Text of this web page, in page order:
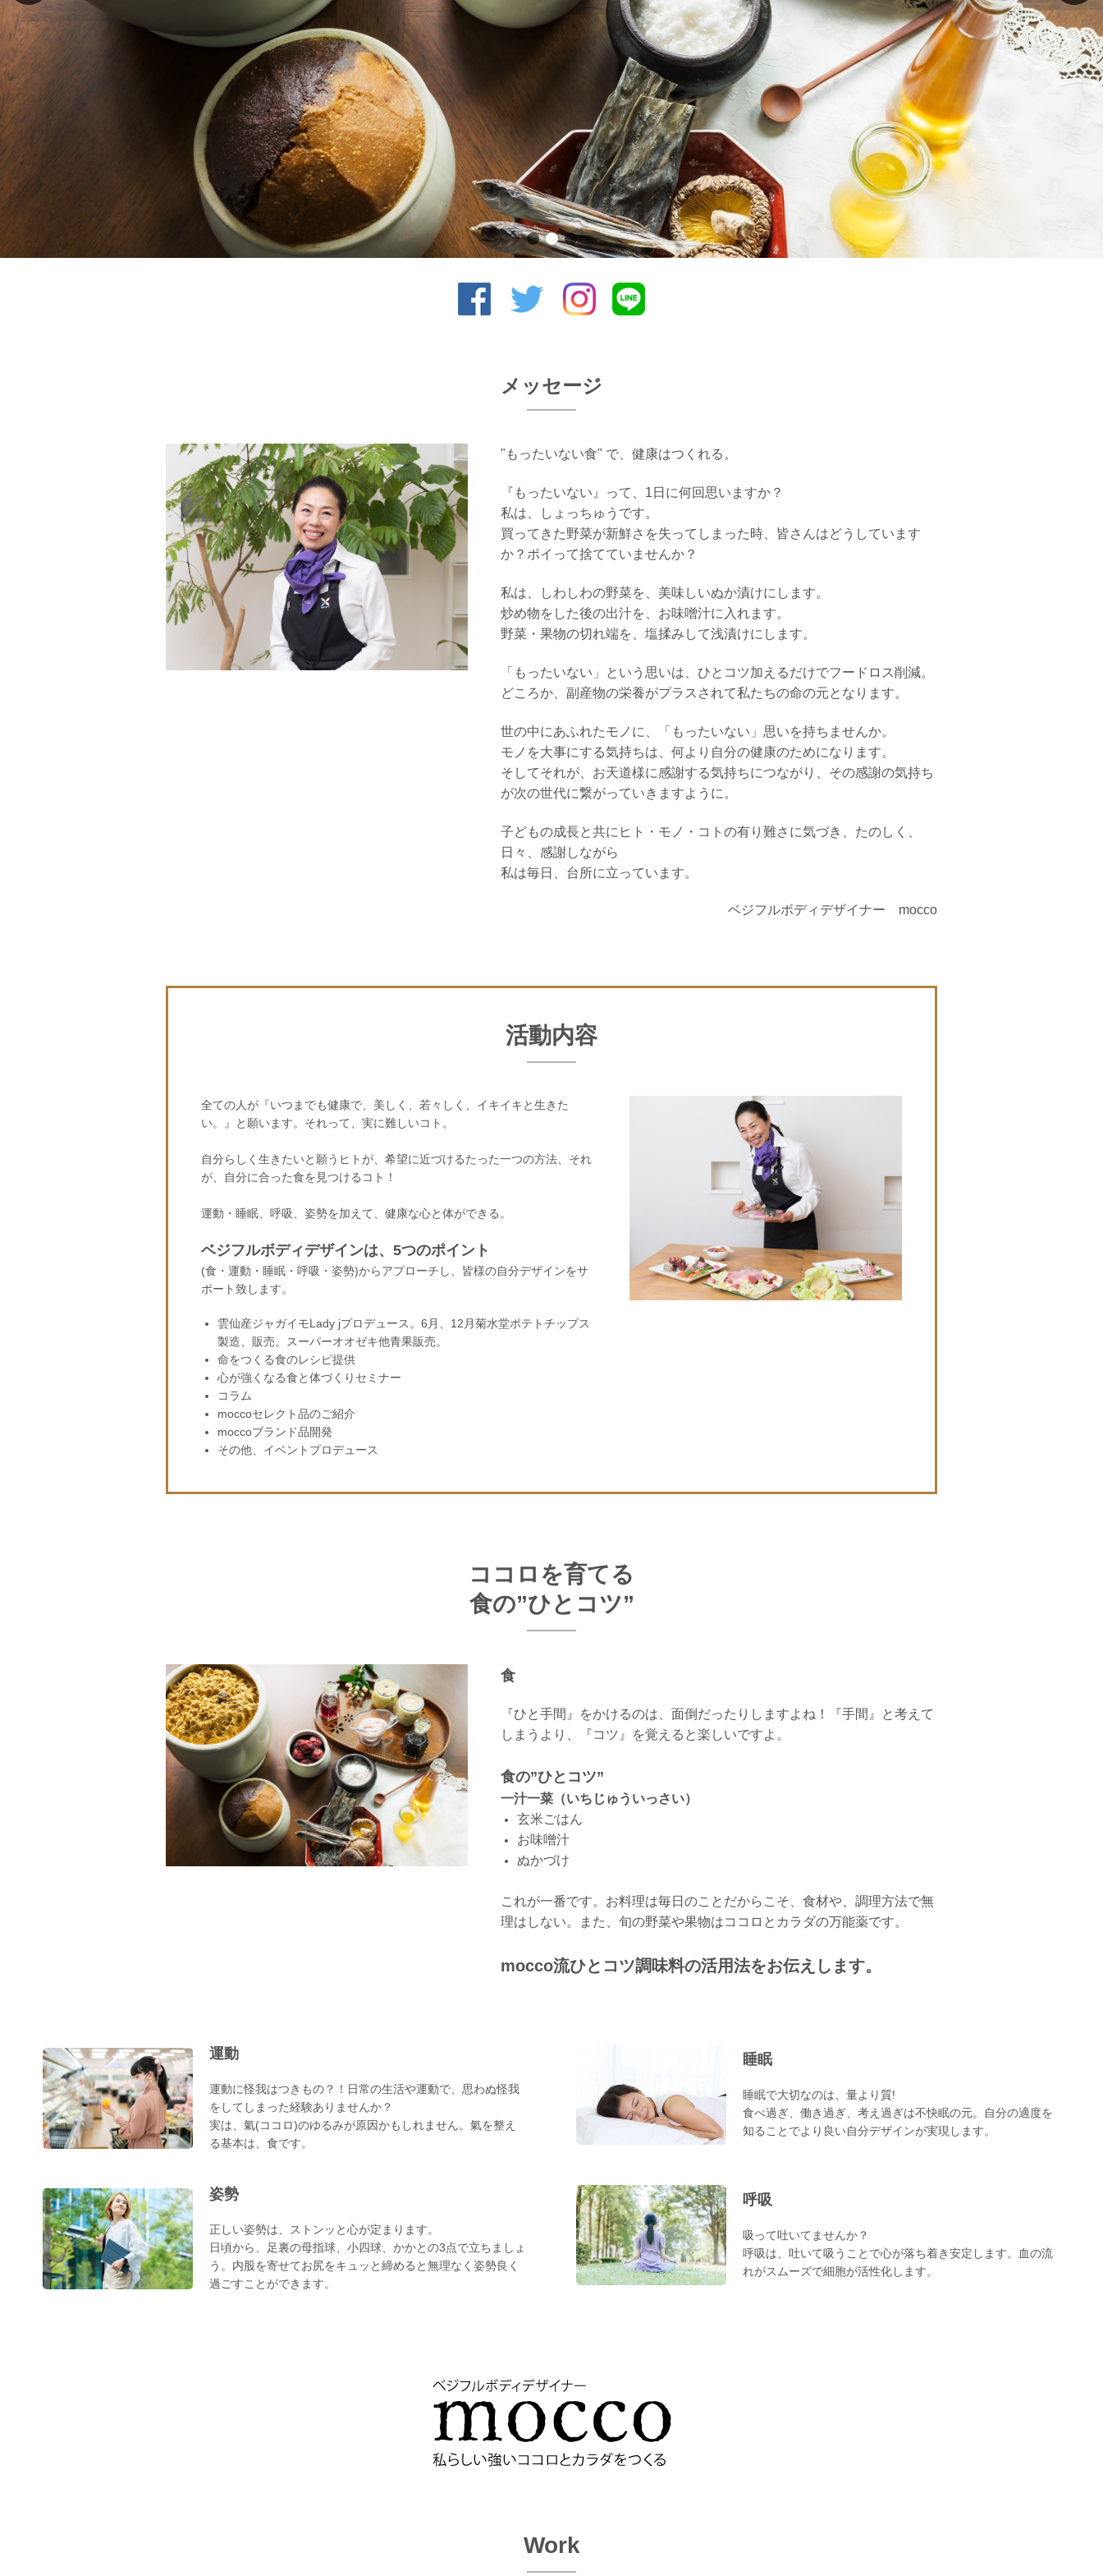
メッセージ
"もったいない食" で、健康はつくれる。
『もったいない』って、1日に何回思いますか？
私は、しょっちゅうです。
買ってきた野菜が新鮮さを失ってしまった時、皆さんはどうしています
か？ ポイって捨てていませんか？
私は、
しわしわの野菜を、美味しいぬか漬けにします。
炒め物をした後の出汁を、お味噌汁に入れます。
野菜・果物の切れ端を、塩揉みして浅漬けにします。
「もったいない」という思いは、ひとコツ加えるだけでフードロス削減。
どころか、副産物の栄養がプラスされて私たちの命の元となります。
世の中にあふれたモノに、「もったいない」思いを持ちませんか。
モノを大事にする気持ちは、何より自分の健康のためになります。
そしてそれが、お天道様に感謝する気持ちにつながり、その感謝の気持ち
が次の世代に繋がっていきますように。
子どもの成長と共にヒト・モノ・コトの有り難さに気づき、たのしく、
日々、感謝しながら
私は毎日、台所に立っています。
ベジフルボディデザイナー mocco
活動内容
全ての人が『いつまでも健康で、美しく、若々しく、イキイキと生きた
い。』と願います。それって、実に難しいコト。
自分らしく生きたいと願うヒトが、希望に近づけるたった一つの方法、それ
が、自分に合った食を見つけるコト！
運動・睡眠、呼吸、姿勢を加えて、健康な心と体ができる。
ベジフルボディデザインは、5つのポイント
(食・運動・睡眠・呼吸・姿勢)からアプローチし、皆様の自分デザインをサ
ポート致します。
雲仙産ジャガイモLady jプロデュース。6月、12月菊水堂ポテトチップス
製造、販売。スーパーオオゼキ他青果販売。
命をつくる食のレシピ提供
心が強くなる食と体づくりセミナー
コラム
moccoセレクト品のご紹介
moccoブランド品開発
その他、イベントプロデュース
ココロを育てる
食の”ひとコツ”
食
『ひと手間』をかけるのは、面倒だったりしますよね！『手間』と考えて
しまうより、『コツ』を覚えると楽しいですよ。
食の”ひとコツ”
一汁一菜（いちじゅういっさい）
玄米ごはん
お味噌汁
ぬかづけ
これが一番です。お料理は毎日のことだからこそ、食材や、調理方法で無
理はしない。また、旬の野菜や果物はココロとカラダの万能薬です。
mocco流ひとコツ調味料の活用法をお伝えします。
運動
運動に怪我はつきもの？！日常の生活や運動で、思わぬ怪我
をしてしまった経験ありませんか？
実は、氣(ココロ)のゆるみが原因かもしれません。氣を整え
る基本は、食です。
睡眠
睡眠で大切なのは、量より質!
食べ過ぎ、働き過ぎ、考え過ぎは不快眠の元。自分の適度を
知ることでより良い自分デザインが実現します。
姿勢
正しい姿勢は、ストンッと心が定まります。
日頃から、足裏の母指球、小四球、かかとの3点で立ちましょ
う。内股を寄せてお尻をキュッと締めると無理なく姿勢良く
過ごすことができます。
呼吸
吸って吐いてませんか？
呼吸は、吐いて吸うことで心が落ち着き安定します。血の流
れがスムーズで細胞が活性化します。
Work